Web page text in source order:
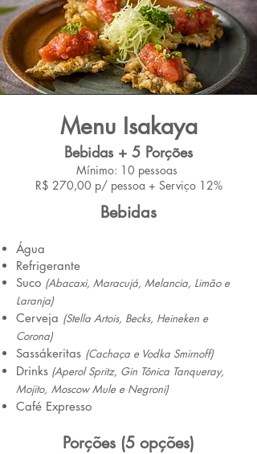
Menu Isakaya
Bebidas + 5 Porções
Mínimo: 10 pessoas
R$ 270,00 p/ pessoa + Serviço 12%
Bebidas
Água
Refrigerante
Suco (Abacaxi, Maracujá, Melancia, Limão e
Laranja)
Cerveja (Stella Artois, Becks, Heineken e
Corona)
Sassákeritas (Cachaça e Vodka Smirnoff)
Drinks (Aperol Spritz, Gin Tônica Tanqueray,
Mojito, Moscow Mule e Negroni)
Café Expresso
Porções (5 opções)